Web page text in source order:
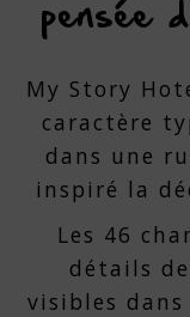
pensée
My Story
caractère
dans une
inspiré la
Les 46
détails
visibles